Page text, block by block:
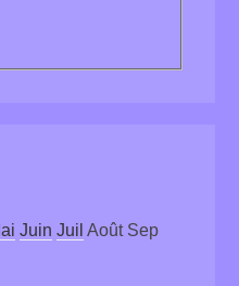
Juin Juil Août Sep